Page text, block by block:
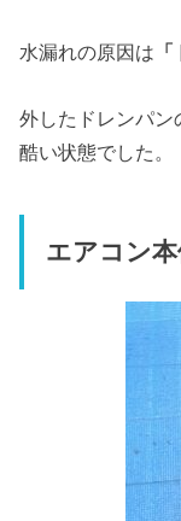
水漏れの原因は
外したドレンパン
酷い状態でした。
エアコン